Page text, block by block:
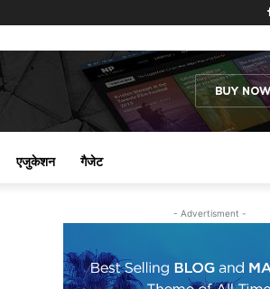
एजुकेशन गैजेट
- Advertisment -